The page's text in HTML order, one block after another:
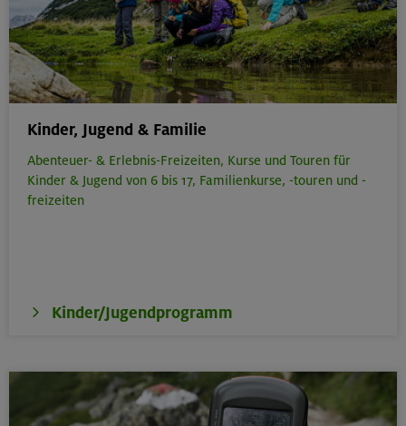
Kinder, Jugend & Familie
Abenteuer- & Erlebnis-Freizeiten, Kurse und Touren für
Kinder & Jugend von 6 bis 17, Familienkurse, -touren und -
freizeiten
Kinder/Jugendprogramm